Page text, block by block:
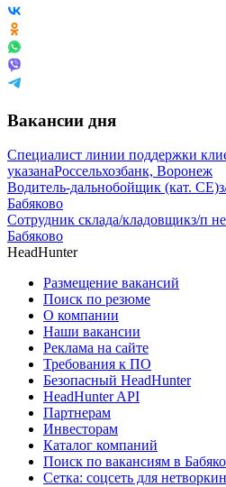
Вакансии дня
Специалист линии поддержки
указанаРоссельхозбанк, Воронеж
Водитель-дальнобойщик (кат. CE)
Бабяково
Сотрудник склада/кладовщикз/п
Бабяково
HeadHunter
Размещение вакансий
Поиск по резюме
О компании
Наши вакансии
Реклама на сайте
Требования к ПО
Безопасный HeadHunter
HeadHunter API
Партнерам
Инвесторам
Каталог компаний
Поиск по вакансиям в
Сетка: соцсеть для